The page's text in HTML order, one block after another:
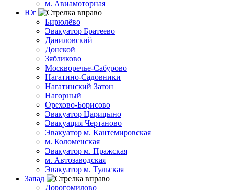
м. Авиамоторная
Юг
Бирюлёво
Эвакуатор Братеево
Даниловский
Донской
Зябликово
Москворечье-Сабурово
Нагатино-Садовники
Нагатинский Затон
Нагорный
Орехово-Борисово
Эвакуатор Царицыно
Эвакуация Чертаново
Эвакуатор м. Кантемировская
м. Коломенская
Эвакуатор м. Пражская
м. Автозаводская
Эвакуатор м. Тульская
Запад
Дорогомилово